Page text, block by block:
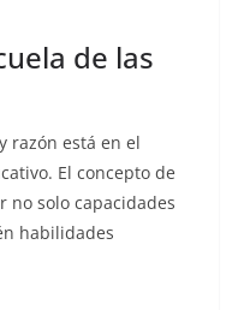
de las
razón está en el
El concepto de
no solo capacidades
habilidades